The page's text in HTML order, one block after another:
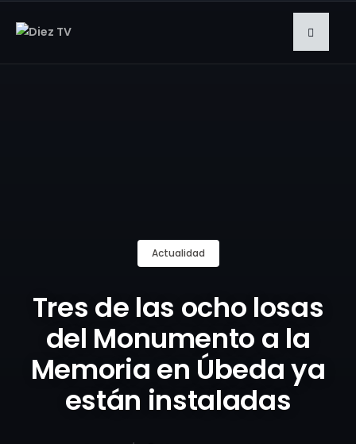
Actualidad
Tres de las ocho losas
del Monumento a la
Memoria en Úbeda ya
están instaladas